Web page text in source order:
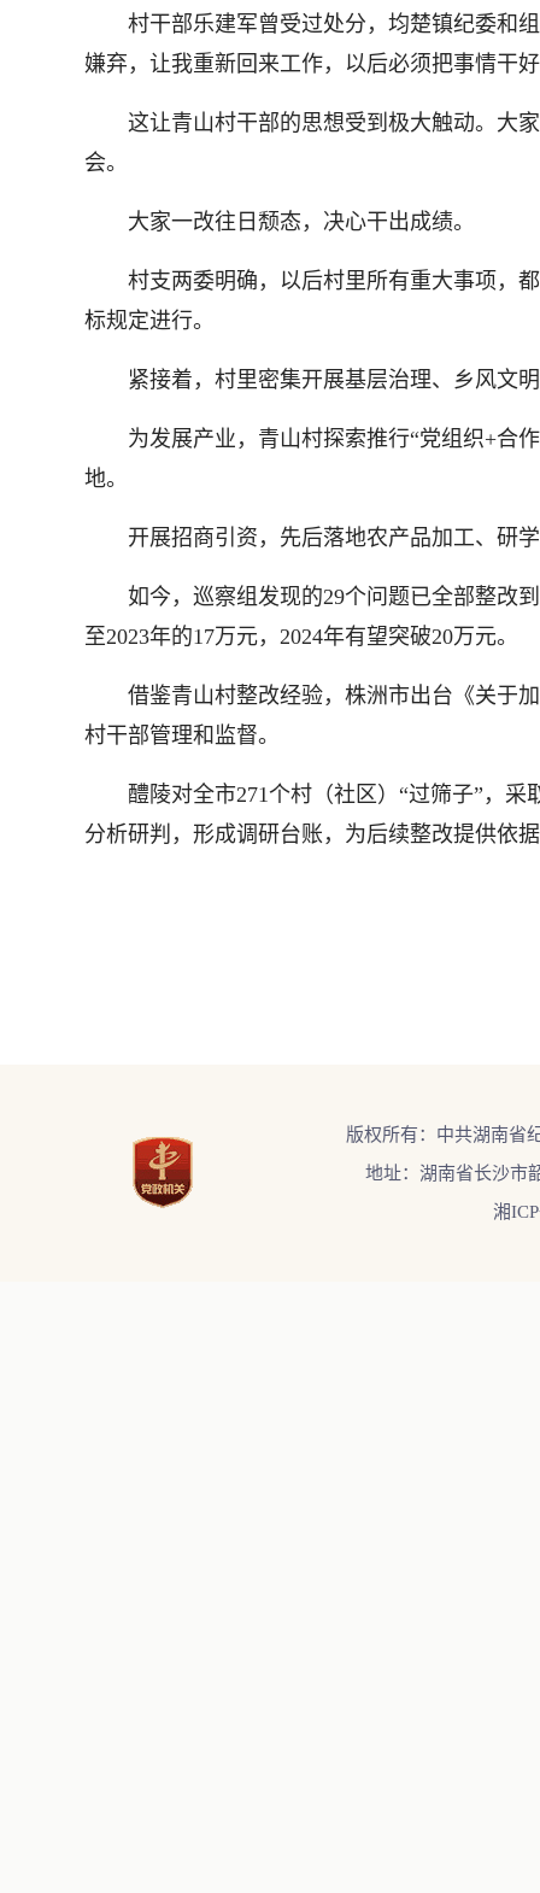
村干部乐建军曾受过处分，均楚镇纪委和组
嫌弃，让我重新回来工作，以后必须把事情干
这让青山村干部的思想受到极大触动。大家
会。
大家一改往日颓态，决心干出成绩。
村支两委明确，以后村里所有重大事项，都
标规定进行。
紧接着，村里密集开展基层治理、乡风文明
为发展产业，青山村探索推行“党组织+合作
地。
开展招商引资，先后落地农产品加工、研学
如今，巡察组发现的29个问题已全部整改到
至2023年的17万元，2024年有望突破20万元。
借鉴青山村整改经验，株洲市出台《关于加
村干部管理和监督。
醴陵对全市271个村（社区）“过筛子”，采
分析研判，形成调研台账，为后续整改提供依
版权所有：中共湖南省
地址：湖南省长沙市
湘